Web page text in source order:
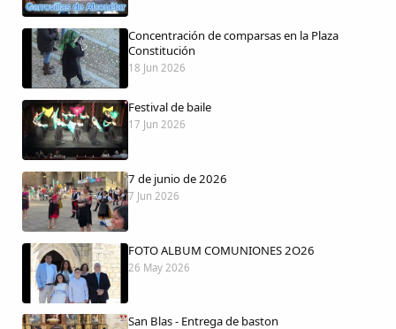
Concentración de comparsas en la Plaza
Constitución
18 Jun 2026
Festival de baile
17 Jun 2026
7 de junio de 2026
7 Jun 2026
FOTO ALBUM COMUNIONES 2O26
26 May 2026
San Blas - Entrega de baston
Compartir en Facebook
Compartir en Twitter
Copiar enlace